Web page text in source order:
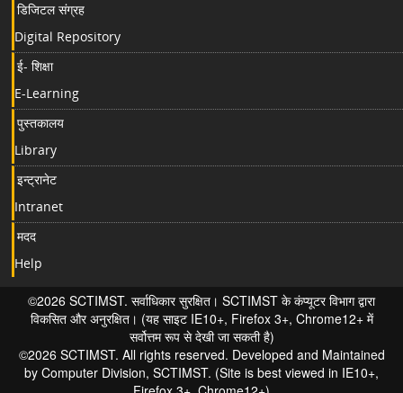
डिजिटल संग्रह
Digital Repository
ई- शिक्षा
E-Learning
पुस्तकालय
Library
इन्ट्रानेट
Intranet
मदद
Help
©2026 SCTIMST. सर्वाधिकार सुरक्षित। SCTIMST के कंप्यूटर विभाग द्वारा
विकसित और अनुरक्षित। (यह साइट IE10+, Firefox 3+, Chrome12+ में
सर्वोत्तम रूप से देखी जा सकती है)
©2026 SCTIMST. All rights reserved. Developed and Maintained
by Computer Division, SCTIMST. (Site is best viewed in IE10+,